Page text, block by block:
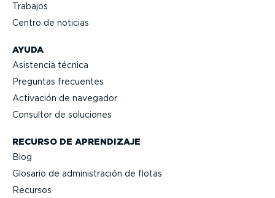
AYUDA
Asistencia técnica
Preguntas frecuentes
Activación de navegador
Consultor de soluciones
RECURSO DE APRENDIZAJE
Blog
Glosario de adminis­tración de flotas
Recursos
Trabajos
Centro de noticias